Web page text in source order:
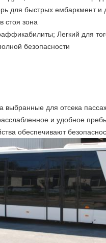
для быстрых ембаркмент и
стоя зона
Легкий для
безопасности
выбранные для отсека
и удобное
обеспечивают